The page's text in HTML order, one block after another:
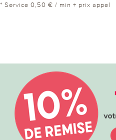
* Service 0,50 € / min + prix appel